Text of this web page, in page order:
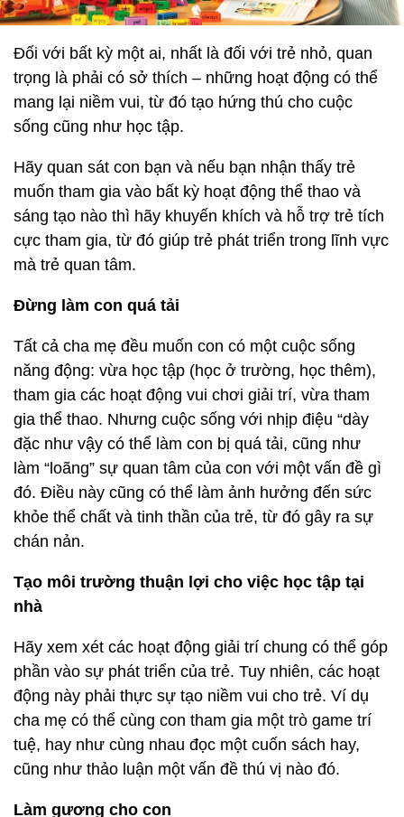
Đối với bất kỳ một ai, nhất là đối với trẻ nhỏ, quan
trọng là phải có sở thích – những hoạt động có thể
mang lại niềm vui, từ đó tạo hứng thú cho cuộc
sống cũng như học tập.
Hãy quan sát con bạn và nếu bạn nhận thấy trẻ
muốn tham gia vào bất kỳ hoạt động thể thao và
sáng tạo nào thì hãy khuyến khích và hỗ trợ trẻ tích
cực tham gia, từ đó giúp trẻ phát triển trong lĩnh vực
mà trẻ quan tâm.
Đừng làm con quá tải
Tất cả cha mẹ đều muốn con có một cuộc sống
năng động: vừa học tập (học ở trường, học thêm),
tham gia các hoạt động vui chơi giải trí, vừa tham
gia thể thao. Nhưng cuộc sống với nhịp điệu “dày
đặc như vậy có thể làm con bị quá tải, cũng như
làm “loãng” sự quan tâm của con với một vấn đề gì
đó. Điều này cũng có thể làm ảnh hưởng đến sức
khỏe thể chất và tinh thần của trẻ, từ đó gây ra sự
chán nản.
Tạo môi trường thuận lợi cho việc học tập tại
nhà
Hãy xem xét các hoạt động giải trí chung có thể góp
phần vào sự phát triển của trẻ. Tuy nhiên, các hoạt
động này phải thực sự tạo niềm vui cho trẻ. Ví dụ
cha mẹ có thể cùng con tham gia một trò game trí
tuệ, hay như cùng nhau đọc một cuốn sách hay,
cũng như thảo luận một vấn đề thú vị nào đó.
Làm gương cho con